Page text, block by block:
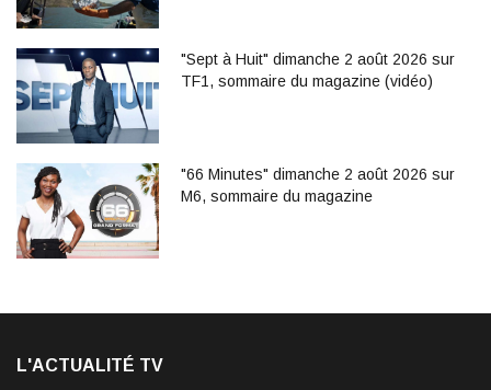
"Sept à Huit" dimanche 2 août 2026 sur
TF1, sommaire du magazine (vidéo)
"66 Minutes" dimanche 2 août 2026 sur
M6, sommaire du magazine
L'ACTUALITÉ TV